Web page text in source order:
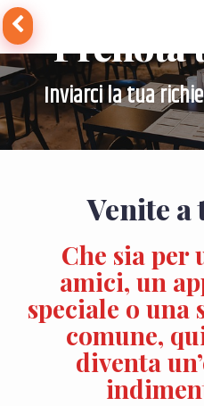
Prenota
Inviarci la tua
Venite
Che sia per
amici, un
speciale o una
comune,
diventa